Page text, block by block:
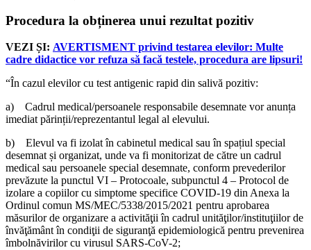
Procedura la obținerea unui rezultat pozitiv
VEZI ȘI: AVERTISMENT privind testarea elevilor: Multe
cadre didactice vor refuza să facă testele, procedura are lipsuri!
“În cazul elevilor cu test antigenic rapid din salivă pozitiv:
a) Cadrul medical/persoanele responsabile desemnate vor anunța
imediat părinții/reprezentantul legal al elevului.
b) Elevul va fi izolat în cabinetul medical sau în spațiul special
desemnat și organizat, unde va fi monitorizat de către un cadrul
medical sau persoanele special desemnate, conform prevederilor
prevăzute la punctul VI – Protocoale, subpunctul 4 – Protocol de
izolare a copiilor cu simptome specifice COVID-19 din Anexa la
Ordinul comun MS/MEC/5338/2015/2021 pentru aprobarea
măsurilor de organizare a activităţii în cadrul unităţilor/instituţiilor de
învăţământ în condiţii de siguranţă epidemiologică pentru prevenirea
îmbolnăvirilor cu virusul SARS-CoV-2;